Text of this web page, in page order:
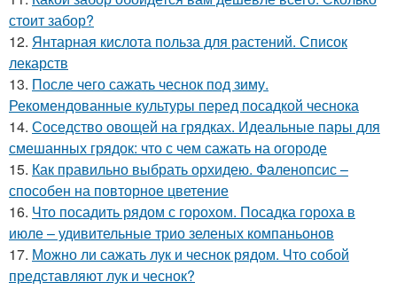
стоит забор?
12. Янтарная кислота польза для растений. Список
лекарств
13. После чего сажать чеснок под зиму.
Рекомендованные культуры перед посадкой чеснока
14. Соседство овощей на грядках. Идеальные пары для
смешанных грядок: что с чем сажать на огороде
15. Как правильно выбрать орхидею. Фаленопсис –
способен на повторное цветение
16. Что посадить рядом с горохом. Посадка гороха в
июле – удивительные трио зеленых компаньонов
17. Можно ли сажать лук и чеснок рядом. Что собой
представляют лук и чеснок?